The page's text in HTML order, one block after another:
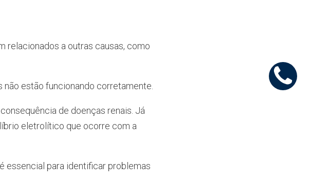
relacionados a outras causas, como
não estão funcionando corretamente.
de doenças renais. Já
eletrolítico que ocorre com a
essencial para identificar problemas